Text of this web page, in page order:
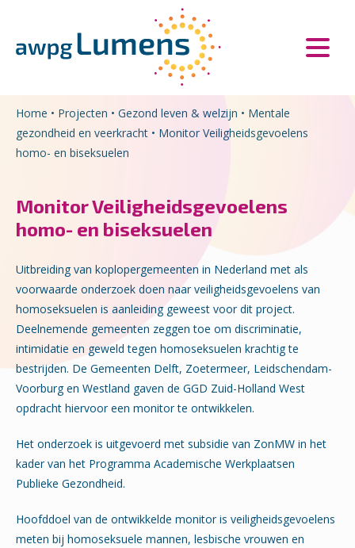
Home • Projecten • Gezond leven & welzijn • Mentale
gezondheid en veerkracht • Monitor Veiligheidsgevoelens
homo- en biseksuelen
Monitor Veiligheidsgevoelens
homo- en biseksuelen
Uitbreiding van koplopergemeenten in Nederland met als
voorwaarde onderzoek doen naar veiligheidsgevoelens van
homoseksuelen is aanleiding geweest voor dit project.
Deelnemende gemeenten zeggen toe om discriminatie,
intimidatie en geweld tegen homoseksuelen krachtig te
bestrijden. De Gemeenten Delft, Zoetermeer, Leidschendam-
Voorburg en Westland gaven de GGD Zuid-Holland West
opdracht hiervoor een monitor te ontwikkelen.
Het onderzoek is uitgevoerd met subsidie van ZonMW in het
kader van het Programma Academische Werkplaatsen
Publieke Gezondheid.
Hoofddoel van de ontwikkelde monitor is veiligheidsgevoelens
meten bij homoseksuele mannen, lesbische vrouwen en